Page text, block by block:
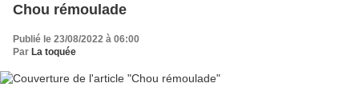
Chou rémoulade
Publié le 23/08/2022 à 06:00
Par La toquée